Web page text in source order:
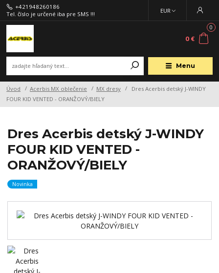
Menu
EUR
+421948260186
Tel. číslo je určené iba pre SMS !!!
0
0 €
Úvod Acerbis MX oblečenie MX dresy
Dres Acerbis detský J-WINDY
FOUR KID VENTED - ORANŽOVÝ/BIELY
Dres Acerbis detský J-WINDY
FOUR KID VENTED -
ORANŽOVÝ/BIELY
Novinka